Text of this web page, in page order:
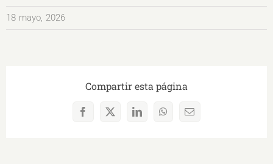
18 mayo, 2026
Compartir esta página
Facebook
X LinkedInWhatsAppCorreo